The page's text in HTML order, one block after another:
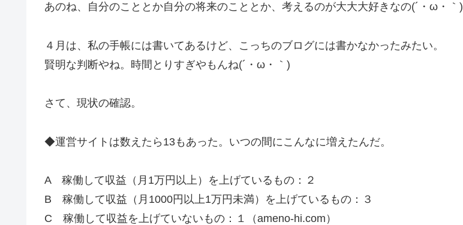
あのね、自分のこととか自分の将来のこととか、考えるのが大大大好きなの(´・ω・｀)
４月は、私の手帳には書いてあるけど、こっちのブログには書かなかったみたい。
賢明な判断やね。時間とりすぎやもんね(´・ω・｀)
さて、現状の確認。
◆運営サイトは数えたら13もあった。いつの間にこんなに増えたんだ。
A 稼働して収益（月1万円以上）を上げているもの：２
B 稼働して収益（月1000円以上1万円未満）を上げているもの：３
C 稼働して収益を上げていないもの：１（ameno-hi.com）